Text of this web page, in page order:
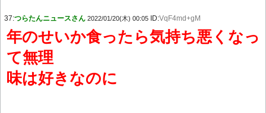
37:つらたんニュースさん 2022/01/20(木) 00:05 ID:VqF4md+gM
年のせいか食ったら気持ち悪くなっ
て無理
味は好きなのに